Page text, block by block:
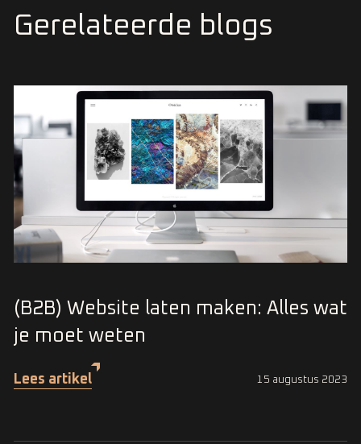
Gerelateerde blogs
(B2B) Website laten maken: Alles wat
je moet weten
Lees artikel 15 augustus 2023